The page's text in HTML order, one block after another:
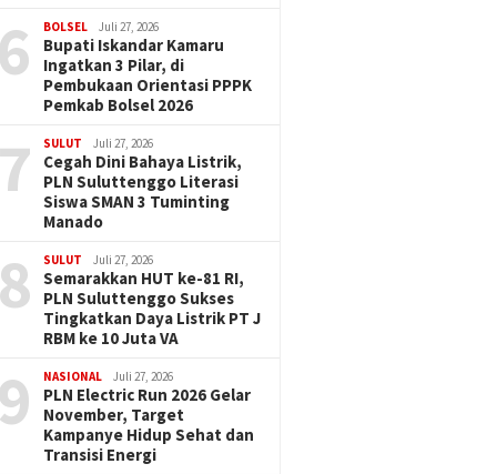
BOLSEL Juli 27, 2026
Bupati Iskandar Kamaru
Ingatkan 3 Pilar, di
Pembukaan Orientasi PPPK
Pemkab Bolsel 2026
SULUT Juli 27, 2026
Cegah Dini Bahaya Listrik,
PLN Suluttenggo Literasi
Siswa SMAN 3 Tuminting
Manado
SULUT Juli 27, 2026
Semarakkan HUT ke-81 RI,
PLN Suluttenggo Sukses
Tingkatkan Daya Listrik PT J
RBM ke 10 Juta VA
NASIONAL Juli 27, 2026
PLN Electric Run 2026 Gelar
November, Target
Kampanye Hidup Sehat dan
Transisi Energi